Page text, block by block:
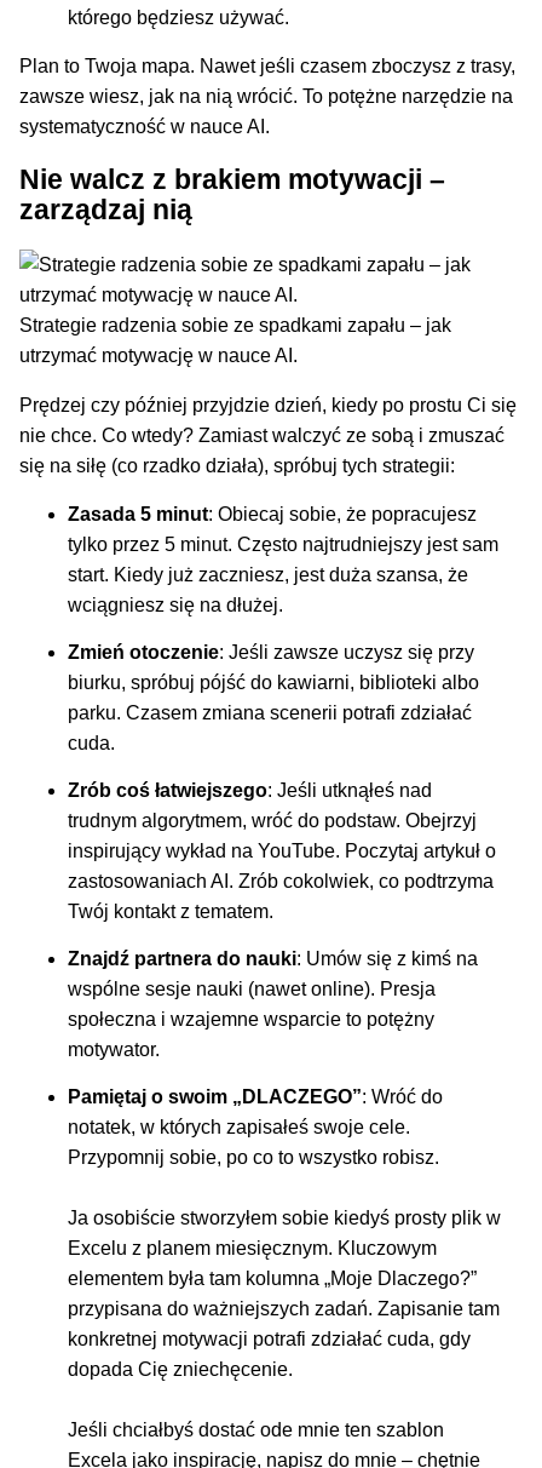
którego będziesz używać.
Plan to Twoja mapa. Nawet jeśli czasem zboczysz z trasy,
zawsze wiesz, jak na nią wrócić. To potężne narzędzie na
systematyczność w nauce AI.
Nie walcz z brakiem motywacji –
zarządzaj nią
Strategie radzenia sobie ze spadkami zapału – jak
utrzymać motywację w nauce AI.
Prędzej czy później przyjdzie dzień, kiedy po prostu Ci się
nie chce. Co wtedy? Zamiast walczyć ze sobą i zmuszać
się na siłę (co rzadko działa), spróbuj tych strategii:
Zasada 5 minut: Obiecaj sobie, że popracujesz
tylko przez 5 minut. Często najtrudniejszy jest sam
start. Kiedy już zaczniesz, jest duża szansa, że
wciągniesz się na dłużej.
Zmień otoczenie: Jeśli zawsze uczysz się przy
biurku, spróbuj pójść do kawiarni, biblioteki albo
parku. Czasem zmiana scenerii potrafi zdziałać
cuda.
Zrób coś łatwiejszego: Jeśli utknąłeś nad
trudnym algorytmem, wróć do podstaw. Obejrzyj
inspirujący wykład na YouTube. Poczytaj artykuł o
zastosowaniach AI. Zrób cokolwiek, co podtrzyma
Twój kontakt z tematem.
Znajdź partnera do nauki: Umów się z kimś na
wspólne sesje nauki (nawet online). Presja
społeczna i wzajemne wsparcie to potężny
motywator.
Pamiętaj o swoim „DLACZEGO”: Wróć do
notatek, w których zapisałeś swoje cele.
Przypomnij sobie, po co to wszystko robisz.
Ja osobiście stworzyłem sobie kiedyś prosty plik w
Excelu z planem miesięcznym. Kluczowym
elementem była tam kolumna „Moje Dlaczego?”
przypisana do ważniejszych zadań. Zapisanie tam
konkretnej motywacji potrafi zdziałać cuda, gdy
dopada Cię zniechęcenie.
Jeśli chciałbyś dostać ode mnie ten szablon
Excela jako inspirację, napisz do mnie – chętnie